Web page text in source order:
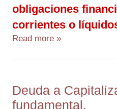
obligaciones
corrientes o
Read more »
Deuda a
fundamental.